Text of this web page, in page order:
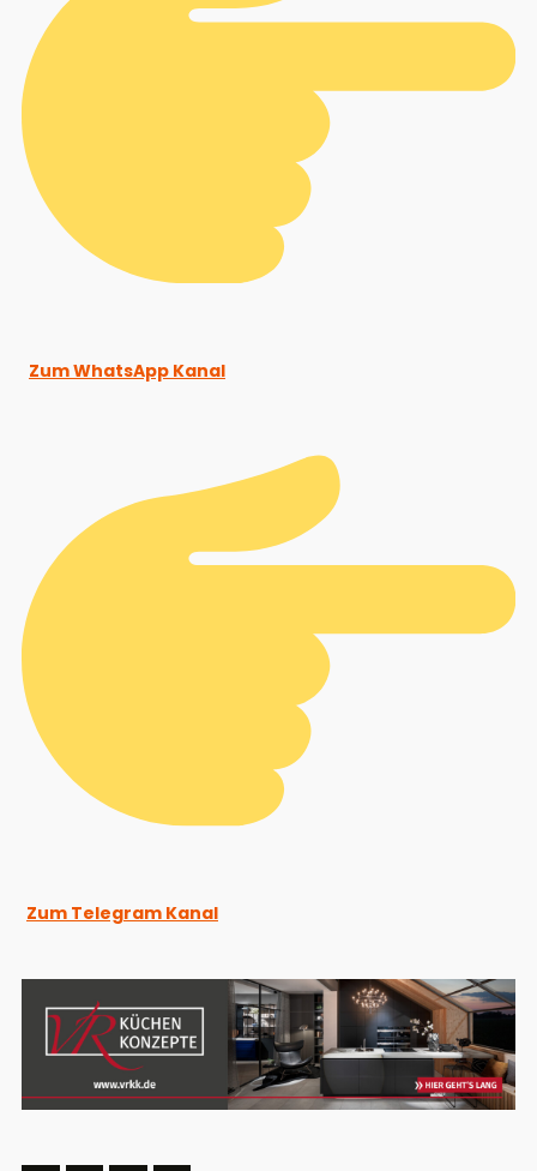
Zum WhatsApp Kanal
Zum Telegram Kanal